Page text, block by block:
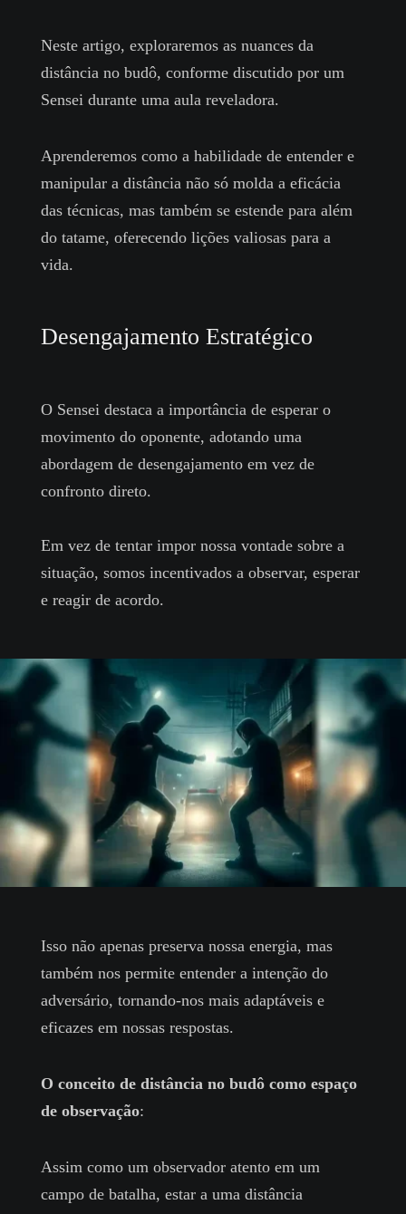
Neste artigo, exploraremos as nuances da
distância no budô, conforme discutido por um
Sensei durante uma aula reveladora.
Aprenderemos como a habilidade de entender e
manipular a distância não só molda a eficácia
das técnicas, mas também se estende para além
do tatame, oferecendo lições valiosas para a
vida.
Desengajamento Estratégico
O Sensei destaca a importância de esperar o
movimento do oponente, adotando uma
abordagem de desengajamento em vez de
confronto direto.
Em vez de tentar impor nossa vontade sobre a
situação, somos incentivados a observar, esperar
e reagir de acordo.
Isso não apenas preserva nossa energia, mas
também nos permite entender a intenção do
adversário, tornando-nos mais adaptáveis e
eficazes em nossas respostas.
O conceito de distância no budô como espaço
de observação:
Assim como um observador atento em um
campo de batalha, estar a uma distância